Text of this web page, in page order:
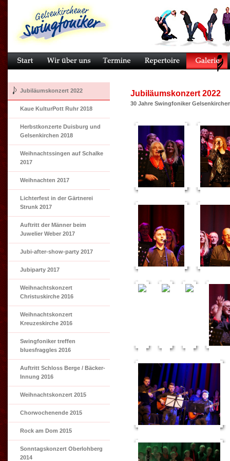
Jubiläumskonzert 2022
Kaue KulturPott Ruhr 2018
Herbstkonzerte Duisburg und
Gelsenkirchen 2018
Weihnachtssingen auf Schalke
2017
Weihnachten 2017
Lichterfest in der Gärtnerei
Strunk 2017
Auftritt der Männer beim
Juwelier Weber 2017
Jubi-after-show-party 2017
Jubiparty 2017
Weihnachtskonzert
Christuskirche 2016
Weihnachtskonzert
Kreuzeskirche 2016
Swingfoniker treffen
bluesfraggles 2016
Auftritt Schloss Berge / Bäcker-
Innung 2016
Weihnachtskonzert 2015
Chorwochenende 2015
Rock am Dom 2015
Sonntagskonzert Oberlohberg
2014
Jubiläumskonzert 2022
30 Jahre Swingfoniker